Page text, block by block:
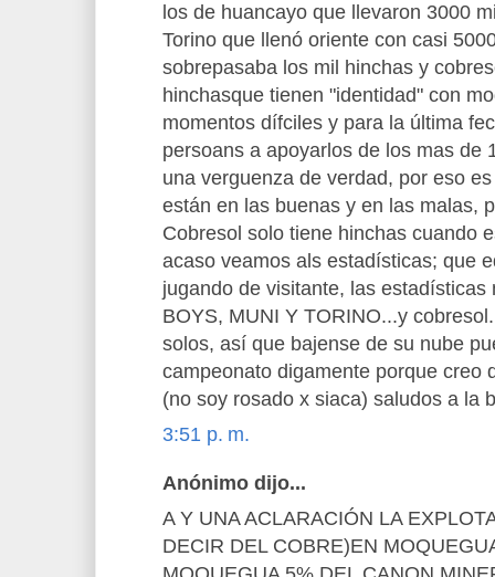
los de huancayo que llevaron 3000
Torino que llenó oriente con casi
sobrepasaba los mil hinchas y
hinchasque tienen "identidad" con
momentos dífciles y para la última
persoans a apoyarlos de los mas de
una verguenza de verdad, por eso
están en las buenas y en las malas,
Cobresol solo tiene hinchas cuando
acaso veamos als estadísticas; que
jugando de visitante, las estadísticas
BOYS, MUNI Y TORINO...y
solos, así que bajense de su nube
campeonato digamente porque creo
(no soy rosado x siaca) saludos a la
3:51 p. m.
Anónimo dijo...
A Y UNA ACLARACIÓN LA
DECIR DEL COBRE)EN